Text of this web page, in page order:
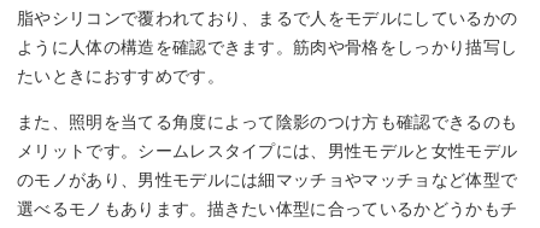
脂やシリコンで覆われており、まるで人をモデルにしているかの
ように人体の構造を確認できます。筋肉や骨格をしっかり描写し
たいときにおすすめです。
また、照明を当てる角度によって陰影のつけ方も確認できるのも
メリットです。シームレスタイプには、男性モデルと女性モデル
のモノがあり、男性モデルには細マッチョやマッチョなど体型で
選べるモノもあります。描きたい体型に合っているかどうかもチ